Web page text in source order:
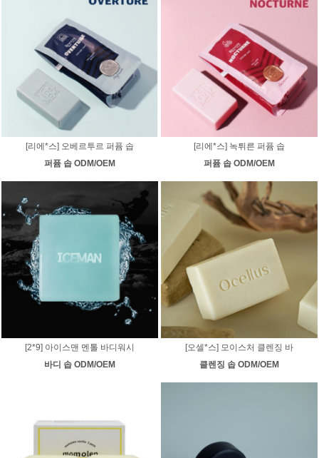
[리에*스] 오베르투르 퍼퓸 솝
퍼퓸 솝 ODM/OEM
[리에*스] 녹튀른 퍼퓸 솝
퍼퓸 솝 ODM/OEM
[2*9] 아이스맨 멘톨 바디워시
바디 솝 ODM/OEM
[오셀*스] 모이스처 클렌징 바
클렌징 솝 ODM/OEM